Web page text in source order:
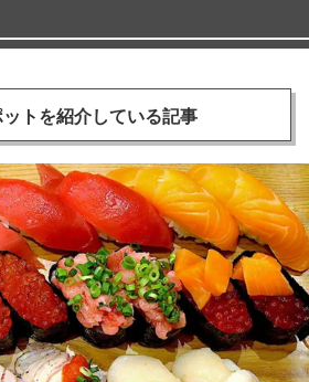
トを紹介している記事